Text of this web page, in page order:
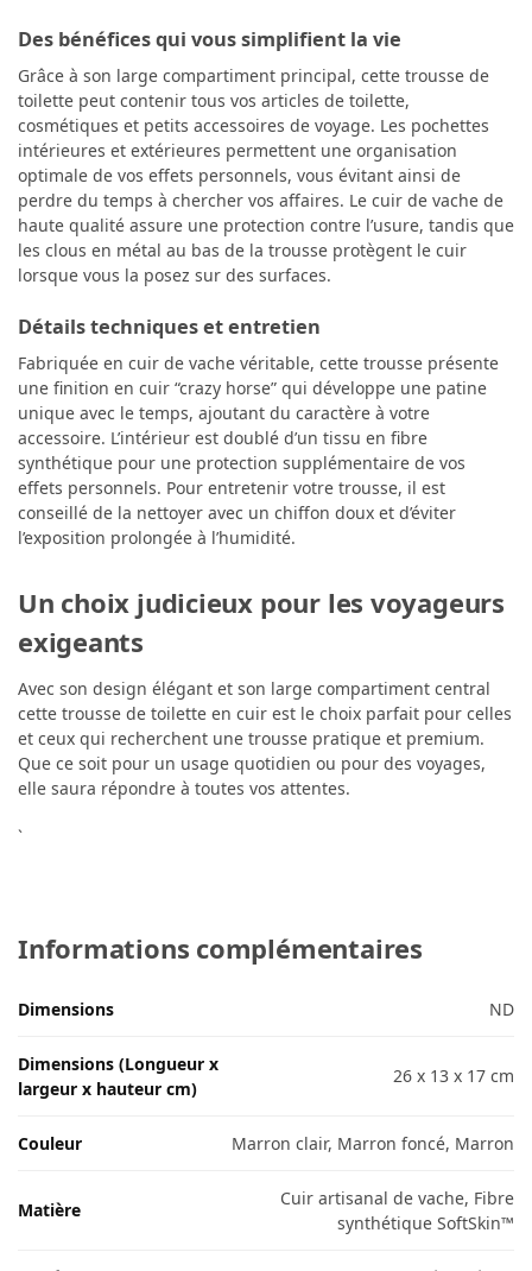
Des bénéfices qui vous simplifient la vie
Grâce à son large compartiment principal, cette trousse de
toilette peut contenir tous vos articles de toilette,
cosmétiques et petits accessoires de voyage. Les pochettes
intérieures et extérieures permettent une organisation
optimale de vos effets personnels, vous évitant ainsi de
perdre du temps à chercher vos affaires. Le cuir de vache de
haute qualité assure une protection contre l’usure, tandis que
les clous en métal au bas de la trousse protègent le cuir
lorsque vous la posez sur des surfaces.
Détails techniques et entretien
Fabriquée en cuir de vache véritable, cette trousse présente
une finition en cuir “crazy horse” qui développe une patine
unique avec le temps, ajoutant du caractère à votre
accessoire. L’intérieur est doublé d’un tissu en fibre
synthétique pour une protection supplémentaire de vos
effets personnels. Pour entretenir votre trousse, il est
conseillé de la nettoyer avec un chiffon doux et d’éviter
l’exposition prolongée à l’humidité.
Un choix judicieux pour les voyageurs
exigeants
Avec son design élégant et son large compartiment central
cette trousse de toilette en cuir est le choix parfait pour celles
et ceux qui recherchent une trousse pratique et premium.
Que ce soit pour un usage quotidien ou pour des voyages,
elle saura répondre à toutes vos attentes.
`
Informations complémentaires
Dimensions ND
Dimensions (Longueur x
largeur x hauteur cm)
26 x 13 x 17 cm
Couleur Marron clair, Marron foncé, Marron
Matière
Cuir artisanal de vache, Fibre
synthétique SoftSkin™